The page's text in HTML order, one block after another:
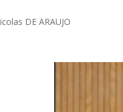
DE ARAUJO